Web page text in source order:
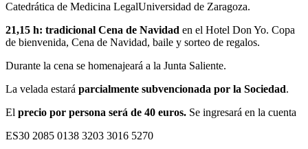
Catedrática de Medicina LegalUniversidad de Zaragoza.
21,15 h: tradicional Cena de Navidad en el Hotel Don Yo. Copa
de bienvenida, Cena de Navidad, baile y sorteo de regalos.
Durante la cena se homenajeará a la Junta Saliente.
La velada estará parcialmente subvencionada por la Sociedad.
El precio por persona será de 40 euros. Se ingresará en la cuenta
ES30 2085 0138 3203 3016 5270